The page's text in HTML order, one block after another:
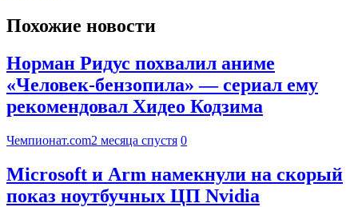
Похожие новости
Норман Ридус похвалил аниме
«Человек-бензопила» — сериал ему
рекомендовал Хидео Кодзима
Чемпионат.com2 месяца спустя 0
Microsoft и Arm намекнули на скорый
показ ноутбучных ЦП Nvidia